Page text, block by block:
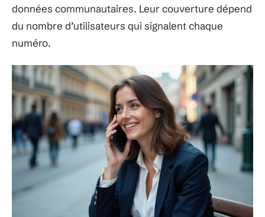
données communautaires. Leur couverture dépend
du nombre d’utilisateurs qui signalent chaque
numéro.